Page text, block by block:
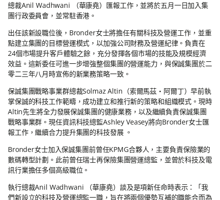
總裁Anil Wadhwani （華康堯）匯報工作，並將於五月一日加入集
團行政委員會，並常駐香港。
出任該新設職位後，Bronder女士將擔任有關科技及營運工作，並重
點建立集團的目標營運模式，以加強公司財務及營運紀律。負責在
24個市場提升客戶體驗之餘，充分發揮各個市場的技能及規模經濟
效益。這新委任可進一步增強整個集團的營運能力，與保誠集團於二
零二三年八月時宣佈的新業務策略一致。
保誠集團戰略事業群總裁Solmaz Altin（索爾馬茲‧阿爾丁）早前執
掌保誠的科技工作範疇，成功建立和推行新的策略和組織模式。現時
Altin先生將全力發展保誠集團的健康業務，以及繼續負責保誠集團
戰略事業群。現任資訊科技總監Ashley Veasey將向Bronder女士匯
報工作，繼續合力提升集團的科技發展 。
Bronder女士加入保誠集團前曾任KPMG合夥人，主要負責保險業的
數碼轉型計劃。此前曾任瑞士再保險集團營運總監，並曾於科技及電
訊行業擔任多個高級職位。
執行總裁Anil Wadhwani （華康堯）談及是項新任命時表示：「我
們新設立的科技及營運總監一職，旨在將兩個優勢互補的職能合而為